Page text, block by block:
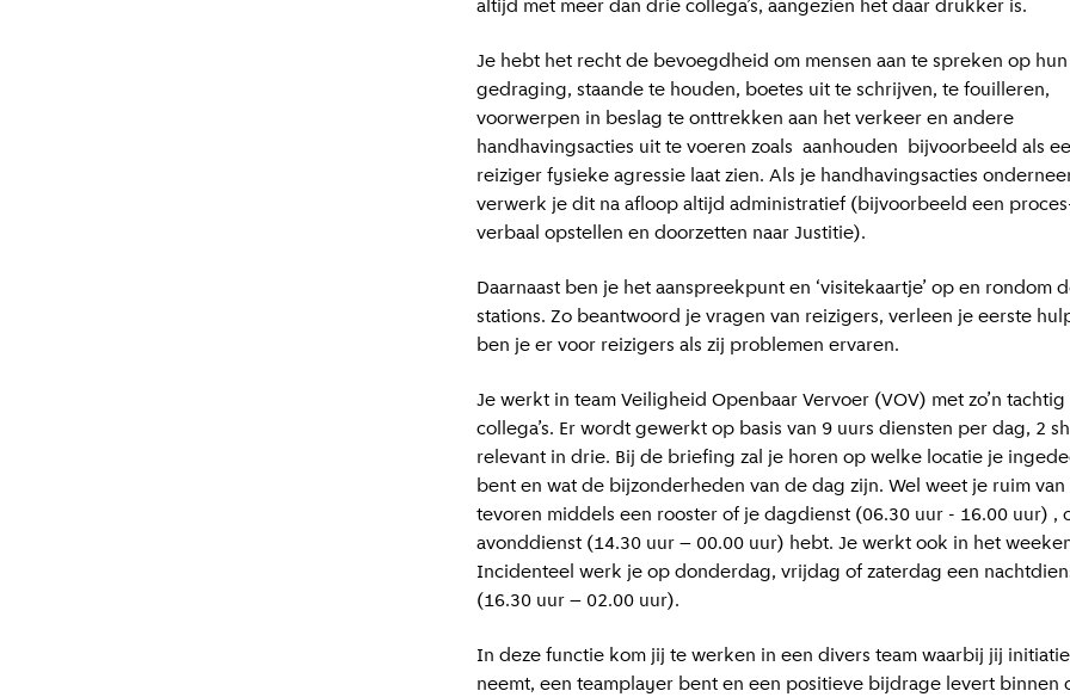
altijd met meer dan drie collega’s, aangezien het daar drukker is.
Je hebt het recht de bevoegdheid om mensen aan te spreken op hun
gedraging, staande te houden, boetes uit te schrijven, te fouilleren,
voorwerpen in beslag te onttrekken aan het verkeer en andere
handhavingsacties uit te voeren zoals aanhouden bijvoorbeeld als
reiziger fysieke agressie laat zien. Als je handhavingsacties
verwerk je dit na afloop altijd administratief (bijvoorbeeld een
verbaal opstellen en doorzetten naar Justitie).
Daarnaast ben je het aanspreekpunt en ‘visitekaartje’ op en rondom
stations. Zo beantwoord je vragen van reizigers, verleen je eerste
ben je er voor reizigers als zij problemen ervaren.
Je werkt in team Veiligheid Openbaar Vervoer (VOV) met zo’n tachtig
collega’s. Er wordt gewerkt op basis van 9 uurs diensten per dag, 2
relevant in drie. Bij de briefing zal je horen op welke locatie je
bent en wat de bijzonderheden van de dag zijn. Wel weet je ruim van
tevoren middels een rooster of je dagdienst (06.30 uur - 16.00 uur) ,
avonddienst (14.30 uur – 00.00 uur) hebt. Je werkt ook in het
Incidenteel werk je op donderdag, vrijdag of zaterdag een
(16.30 uur – 02.00 uur).
In deze functie kom jij te werken in een divers team waarbij jij
neemt, een teamplayer bent en een positieve bijdrage levert binnen